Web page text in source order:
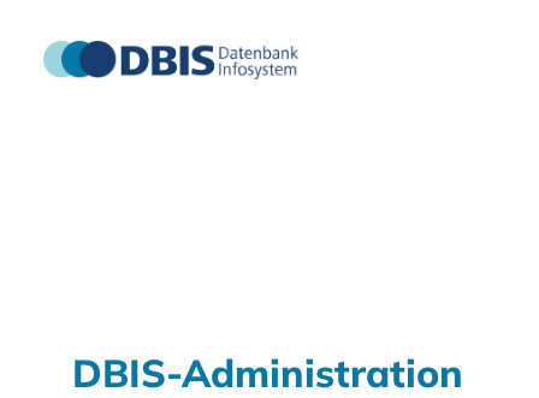
DBIS-Administration